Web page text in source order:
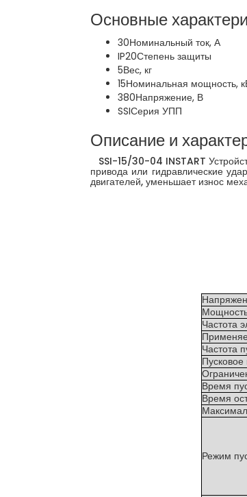
Основные
30Номинальный ток, А
IP20Степень защиты
5Вес, кг
15Номинальная мощность,
380Напряжение, В
SSIСерия УПП
Описание и
SSI-15/30-04 INSTART
привода или гидравлические
двигателей, уменьшает износ
Частота
Частота
Время
Время
Режим